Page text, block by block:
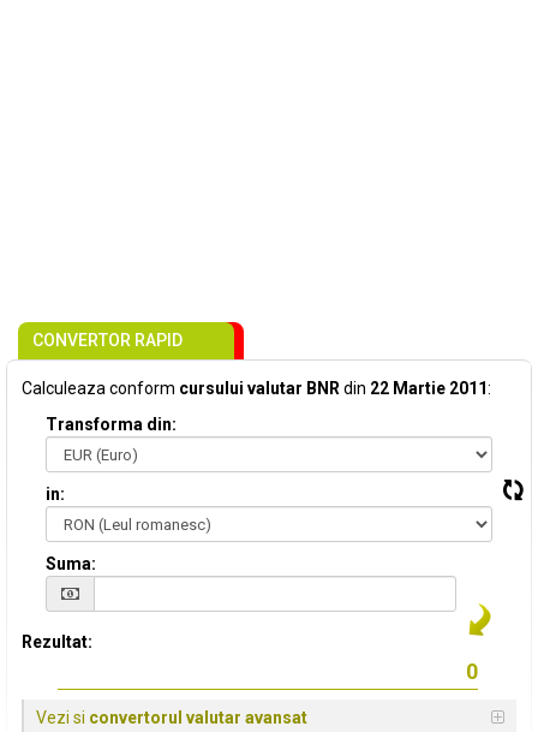
CONVERTOR RAPID
Calculeaza conform cursului valutar BNR din 22 Martie 2011:
Transforma din:
in:
Suma:
Rezultat:
Vezi si convertorul valutar avansat